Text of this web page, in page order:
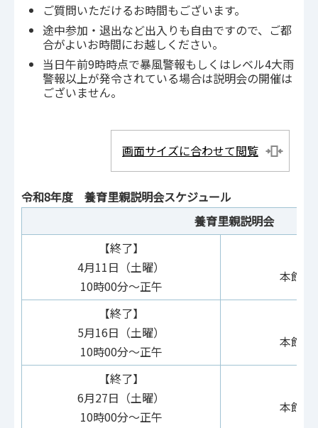
ご質問いただけるお時間もございます。
途中参加・退出など出入りも自由ですので、ご都
合がよいお時間にお越しください。
当日午前9時時点で暴風警報もしくはレベル4大雨
警報以上が発令されている場合は説明会の開催は
ございません。
画面サイズに合わせて閲覧
令和8年度 養育里親説明会スケジュール
養育里親説明会
【終了】
4月11日（土曜）
10時00分～正午
本館
【終了】
5月16日（土曜）
10時00分～正午
本館
【終了】
6月27日（土曜）
10時00分～正午
本館